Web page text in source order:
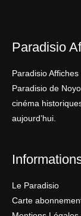
Paradisio
Paradisio
Paradisio de
cinéma
aujourd’hui.
Le Paradisio
Carte